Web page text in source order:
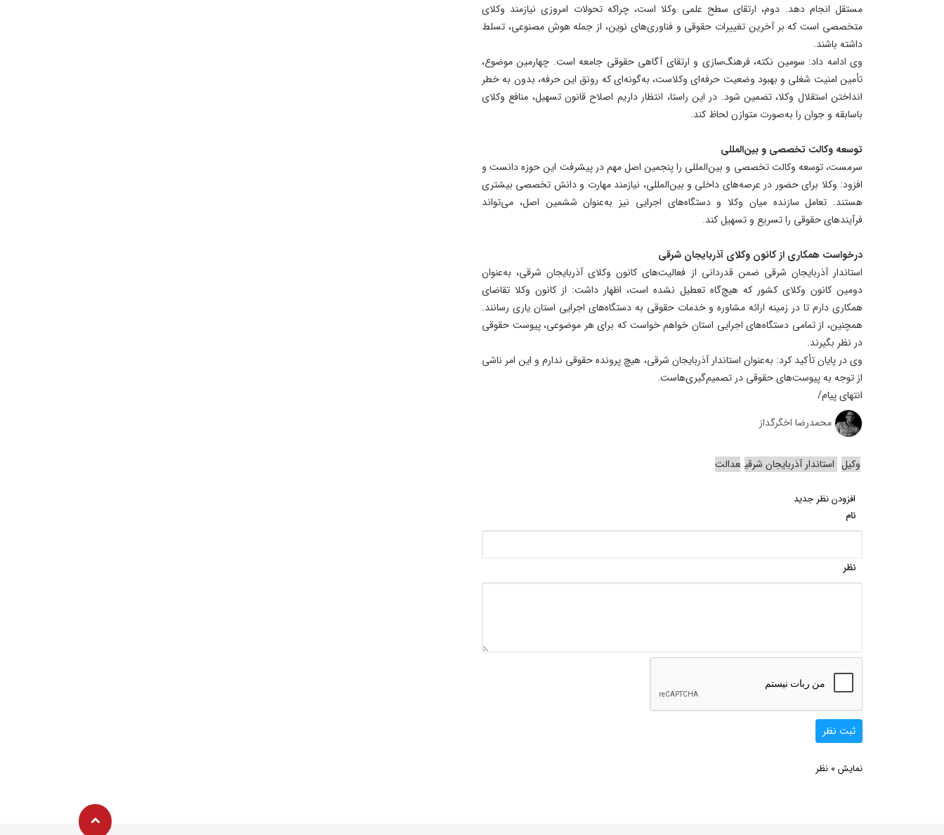
مستقل انجام دهد. دوم، ارتقای سطح علمی وکلا است، چراکه تحولات امروزی نیازمند وکلای
متخصصی است که بر آخرین تغییرات حقوقی و فناوری‌های نوین، از جمله هوش مصنوعی، تسلط
داشته باشند.
وی ادامه داد: سومین نکته، فرهنگ‌سازی و ارتقای آگاهی حقوقی جامعه است. چهارمین موضوع،
تأمین امنیت شغلی و بهبود وضعیت حرفه‌ای وکلاست، به‌گونه‌ای که رونق این حرفه، بدون به خطر
انداختن استقلال وکلا، تضمین شود. در این راستا، انتظار داریم اصلاح قانون تسهیل، منافع وکلای
با‌سابقه و جوان را به‌صورت متوازن لحاظ کند.
توسعه وکالت تخصصی و بین‌المللی
سرمست، توسعه وکالت تخصصی و بین‌المللی را پنجمین اصل مهم در پیشرفت این حوزه دانست و
افزود: وکلا برای حضور در عرصه‌های داخلی و بین‌المللی، نیازمند مهارت و دانش تخصصی بیشتری
هستند. تعامل سازنده میان وکلا و دستگاه‌های اجرایی نیز به‌عنوان ششمین اصل، می‌تواند
فرآیندهای حقوقی را تسریع و تسهیل کند.
درخواست همکاری از کانون وکلای آذربایجان شرقی
استاندار آذربایجان شرقی ضمن قدردانی از فعالیت‌های کانون وکلای آذربایجان شرقی، به‌عنوان
دومین کانون وکلای کشور که هیچ‌گاه تعطیل نشده است، اظهار داشت: از کانون وکلا تقاضای
همکاری دارم تا در زمینه ارائه مشاوره و خدمات حقوقی به دستگاه‌های اجرایی استان یاری رسانند.
همچنین، از تمامی دستگاه‌های اجرایی استان خواهم خواست که برای هر موضوعی، پیوست حقوقی
در نظر بگیرند.
وی در پایان تأکید کرد: به‌عنوان استاندار آذربایجان شرقی، هیچ پرونده حقوقی ندارم و این امر ناشی
از توجه به پیوست‌های حقوقی در تصمیم‌گیری‌هاست.
انتهای پیام/
محمدرضا اخگرگداز
وکیل استاندار آذربایجان شرقی عدالت
افزودن نظر جدید
نام
نظر
ثبت نظر
نمایش 0 نظر